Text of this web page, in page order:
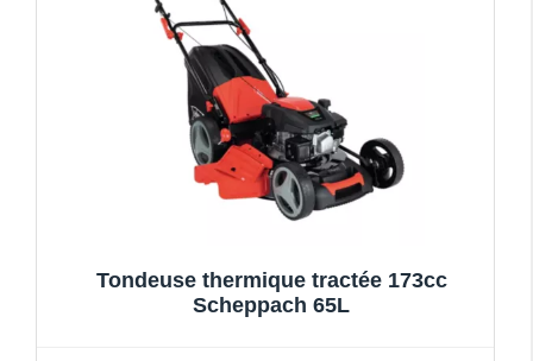
Tondeuse thermique tractée 173cc
Scheppach 65L